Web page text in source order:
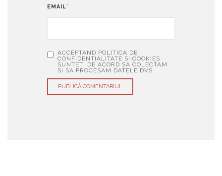
EMAIL*
ACCEPTAND POLITICA DE
CONFIDENTIALITATE SI COOKIES
SUNTETI DE ACORD SA COLECTAM
SI SA PROCESAM DATELE DVS.